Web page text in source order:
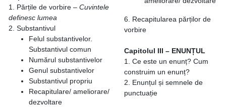
1. Părțile de vorbire – Cuvintele
definesc lumea
2. Substantivul
Felul substantivelor.
Substantivul comun
Numărul substantivelor
Genul substantivelor
Substantivul propriu
Recapitulare/ ameliorare/
dezvoltare
6. Recapitularea părților de
vorbire
Capitolul III – ENUNȚUL
1. Ce este un enunț? Cum
construim un enunț?
2. Enunțul și semnele de
punctuație